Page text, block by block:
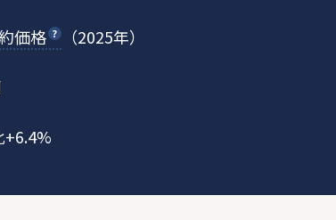
価格 （2025年）
+6.4%